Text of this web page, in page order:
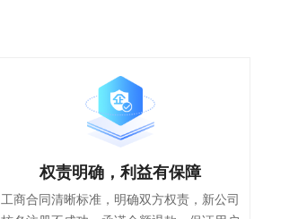
权责明确，利益有保障
工商合同清晰标准，明确双方权责，新公司